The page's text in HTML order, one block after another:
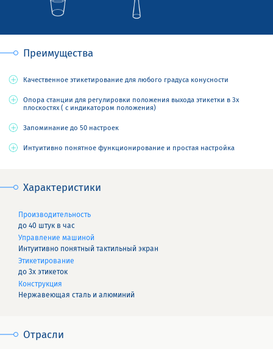
Преимущества
Качественное этикетирование для любого градуса конусности
Опора станции для регулировки положения выхода этикетки в 3х
плоскостях ( с индикатором положения)
Запоминание до 50 настроек
Интуитивно понятное функционирование и простая настройка
Характеристики
Производительность
до 40 штук в час
Управление машиной
Интуитивно понятный тактильный экран
Этикетирование
до 3х этикеток
Конструкция
Нержавеющая сталь и алюминий
Отрасли